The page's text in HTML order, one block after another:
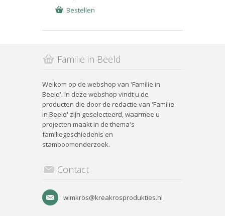
Bestellen
Familie in Beeld
Welkom op de webshop van 'Familie in
Beeld'. In deze webshop vindt u de
producten die door de redactie van 'Familie
in Beeld' zijn geselecteerd, waarmee u
projecten maakt in de thema's
familiegeschiedenis en
stamboomonderzoek.
Contact
wimkros@kreakrosprodukties.nl